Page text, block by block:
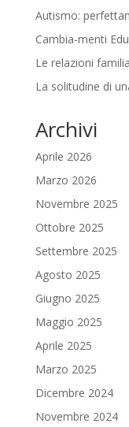
Autismo:
Cambia-menti
Le relazioni
La solitudine di
Archivi
Aprile 2026
Marzo 2026
Novembre 2025
Ottobre 2025
Settembre 2025
Agosto 2025
Giugno 2025
Maggio 2025
Aprile 2025
Marzo 2025
Dicembre 2024
Novembre 2024